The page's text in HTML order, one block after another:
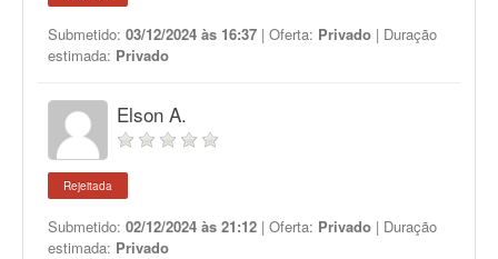
Submetido: 03/12/2024 às 16:37 | Oferta: Privado | Duração
estimada: Privado
Elson A.
Rejeitada
Submetido: 02/12/2024 às 21:12 | Oferta: Privado | Duração
estimada: Privado